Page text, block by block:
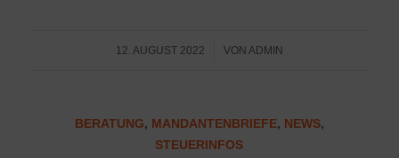
12. AUGUST 2022
/ VON ADMIN
BERATUNG, MANDANTENBRIEFE, NEWS,
STEUERINFOS